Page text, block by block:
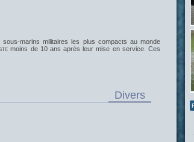
marins militaires les plus compacts au monde
moins de 10 ans après leur mise en service. Ces
Divers